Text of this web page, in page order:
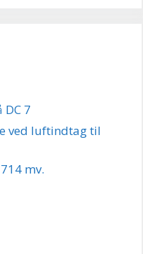
7
ved luftindtag til
mv.